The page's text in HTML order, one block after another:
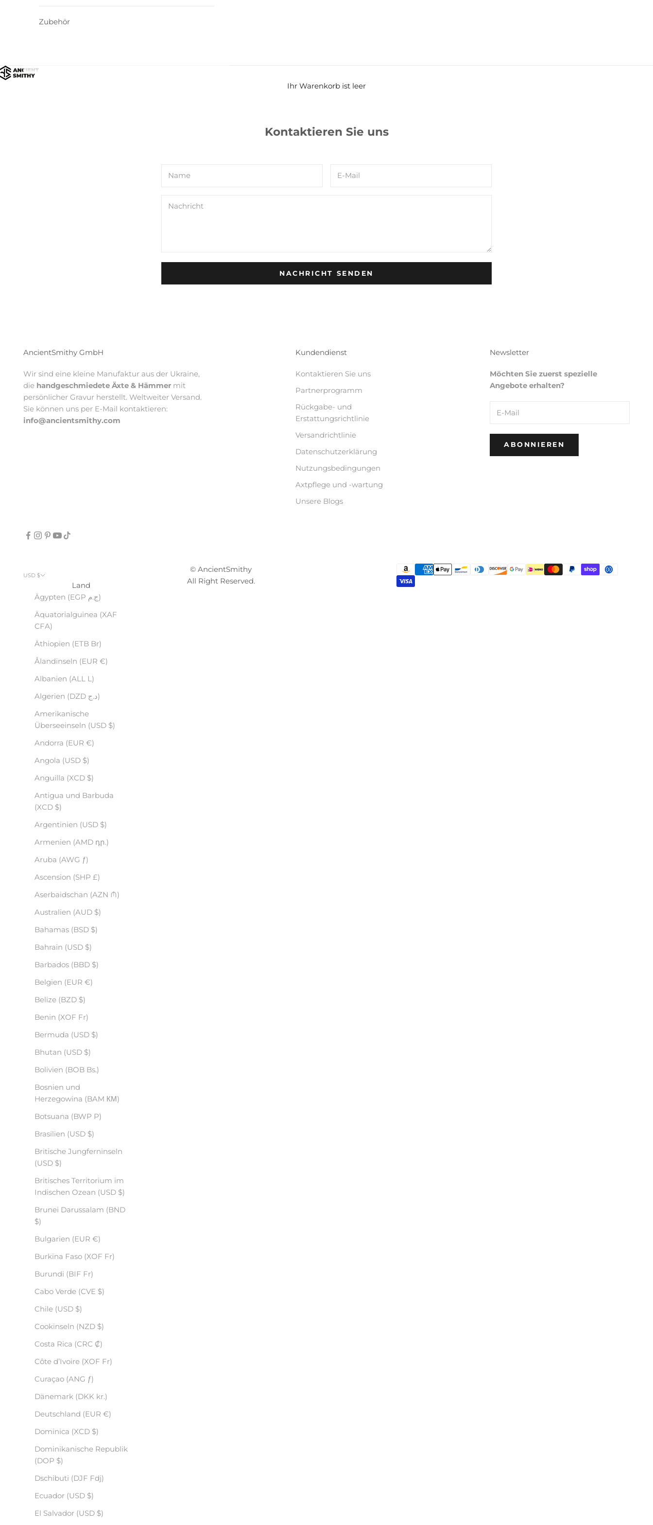
Zubehör
Ihr Warenkorb ist leer
Kontaktieren Sie uns
NACHRICHT SENDEN
AncientSmithy GmbH
Wir sind eine kleine Manufaktur aus der Ukraine,
die handgeschmiedete Äxte & Hämmer mit
persönlicher Gravur herstellt. Weltweiter Versand.
Sie können uns per E-Mail kontaktieren:
info@ancientsmithy.com
Kundendienst
Kontaktieren Sie uns
Partnerprogramm
Rückgabe- und
Erstattungsrichtlinie
Versandrichtlinie
Datenschutzerklärung
Nutzungsbedingungen
Axtpflege und -wartung
Unsere Blogs
Newsletter
Möchten Sie zuerst spezielle
Angebote erhalten?
ABONNIEREN
USD $
Land
Ägypten (EGP ج.م)
Äquatorialguinea (XAF
CFA)
Äthiopien (ETB Br)
Ålandinseln (EUR €)
Albanien (ALL L)
Algerien (DZD د.ج)
Amerikanische
Überseeinseln (USD $)
Andorra (EUR €)
Angola (USD $)
Anguilla (XCD $)
Antigua und Barbuda
(XCD $)
Argentinien (USD $)
Armenien (AMD դր.)
Aruba (AWG ƒ)
Ascension (SHP £)
Aserbaidschan (AZN ₼)
Australien (AUD $)
Bahamas (BSD $)
Bahrain (USD $)
Barbados (BBD $)
Belgien (EUR €)
Belize (BZD $)
Benin (XOF Fr)
Bermuda (USD $)
Bhutan (USD $)
Bolivien (BOB Bs.)
Bosnien und
Herzegowina (BAM КМ)
Botsuana (BWP P)
Brasilien (USD $)
Britische Jungferninseln
(USD $)
Britisches Territorium im
Indischen Ozean (USD $)
Brunei Darussalam (BND
$)
Bulgarien (EUR €)
Burkina Faso (XOF Fr)
Burundi (BIF Fr)
Cabo Verde (CVE $)
Chile (USD $)
Cookinseln (NZD $)
Costa Rica (CRC ₡)
Côte d’Ivoire (XOF Fr)
Curaçao (ANG ƒ)
Dänemark (DKK kr.)
Deutschland (EUR €)
Dominica (XCD $)
Dominikanische Republik
(DOP $)
Dschibuti (DJF Fdj)
Ecuador (USD $)
El Salvador (USD $)
© AncientSmithy
All Right Reserved.